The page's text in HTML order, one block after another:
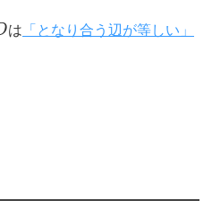
は 「となり合う辺が等しい」